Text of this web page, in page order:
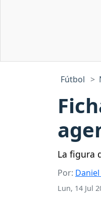
Fútbol
La figura
Por:
Lun, 14 Jul